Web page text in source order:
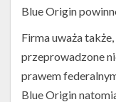
Blue Origin
Firma uważa
przeprowadzone
prawem
Blue Origin